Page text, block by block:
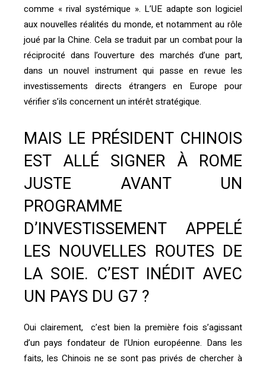
comme « rival systémique ». L’UE adapte son logiciel
aux nouvelles réalités du monde, et notamment au rôle
joué par la Chine. Cela se traduit par un combat pour la
réciprocité dans l’ouverture des marchés d’une part,
dans un nouvel instrument qui passe en revue les
investissements directs étrangers en Europe pour
vérifier s’ils concernent un intérêt stratégique.
MAIS LE PRÉSIDENT CHINOIS
EST ALLÉ SIGNER À ROME
JUSTE AVANT UN
PROGRAMME
D’INVESTISSEMENT APPELÉ
LES NOUVELLES ROUTES DE
LA SOIE. C’EST INÉDIT AVEC
UN PAYS DU G7 ?
Oui clairement, c’est bien la première fois s’agissant
d’un pays fondateur de l’Union européenne. Dans les
faits, les Chinois ne se sont pas privés de chercher à